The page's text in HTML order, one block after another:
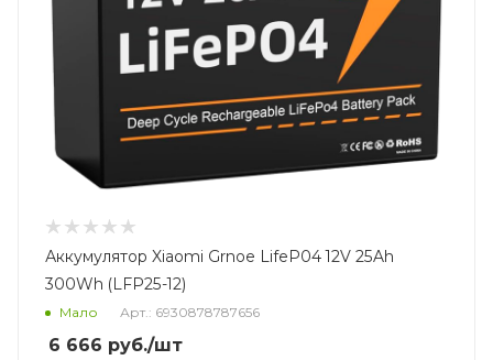
Аккумулятор Xiaomi Grnoe LifeP04 12V 25Ah
300Wh (LFP25-12)
Мало Арт.: 6930878787656
6 666 руб./шт